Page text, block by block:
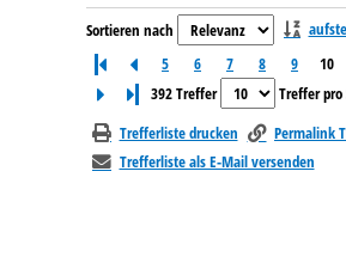
Zu den Suchfiltern springen
Sortieren nach
5
6 7 8 9 10
Letzte Seite
392 Treffer
Treffer pro
Trefferliste drucken
Permalink
Trefferliste als E-Mail versenden